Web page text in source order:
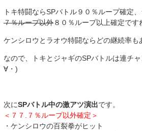
トキ特闘ならSPバトル９０％ループ確定
７％ループ以外８０％ループ以上確定です
ケンシロウとラオウ特闘ならどの継続率も
なので、トキとジャギのSPバトルは連チ
∀・)
次にSPバトル中の激アツ演出です。
＜７７.７％ループ以外確定＞
・ケンシロウの百裂拳がヒット